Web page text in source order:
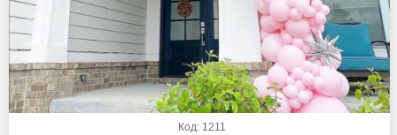
Код: 1211